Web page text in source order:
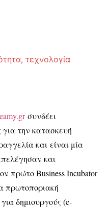
,τεχνολογία
συνδέει
την κατασκευή
και είναι μία
και
πρώτο Business Incubator
πρωτοποριακή
δημιουργούς (e-